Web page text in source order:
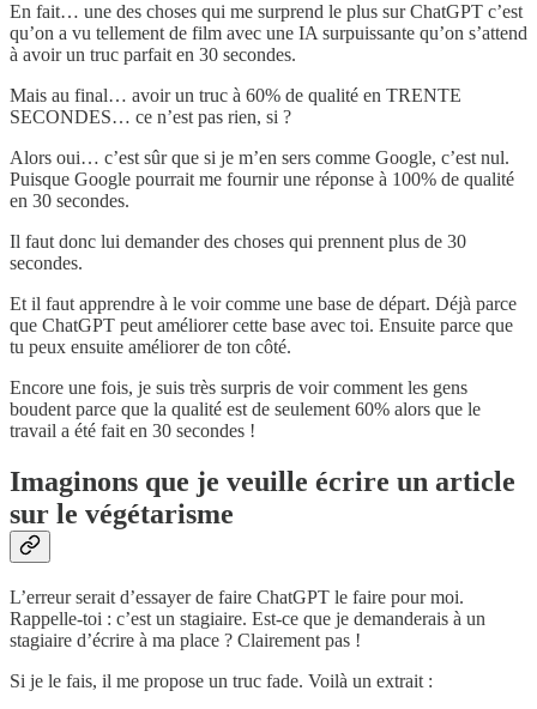
En fait… une des choses qui me surprend le plus sur ChatGPT c’est
qu’on a vu tellement de film avec une IA surpuissante qu’on s’attend
à avoir un truc parfait en 30 secondes.
Mais au final… avoir un truc à 60% de qualité en TRENTE
SECONDES… ce n’est pas rien, si ?
Alors oui… c’est sûr que si je m’en sers comme Google, c’est nul.
Puisque Google pourrait me fournir une réponse à 100% de qualité
en 30 secondes.
Il faut donc lui demander des choses qui prennent plus de 30
secondes.
Et il faut apprendre à le voir comme une base de départ. Déjà parce
que ChatGPT peut améliorer cette base avec toi. Ensuite parce que
tu peux ensuite améliorer de ton côté.
Encore une fois, je suis très surpris de voir comment les gens
boudent parce que la qualité est de seulement 60% alors que le
travail a été fait en 30 secondes !
Imaginons que je veuille écrire un article
sur le végétarisme
L’erreur serait d’essayer de faire ChatGPT le faire pour moi.
Rappelle-toi : c’est un stagiaire. Est-ce que je demanderais à un
stagiaire d’écrire à ma place ? Clairement pas !
Si je le fais, il me propose un truc fade. Voilà un extrait :